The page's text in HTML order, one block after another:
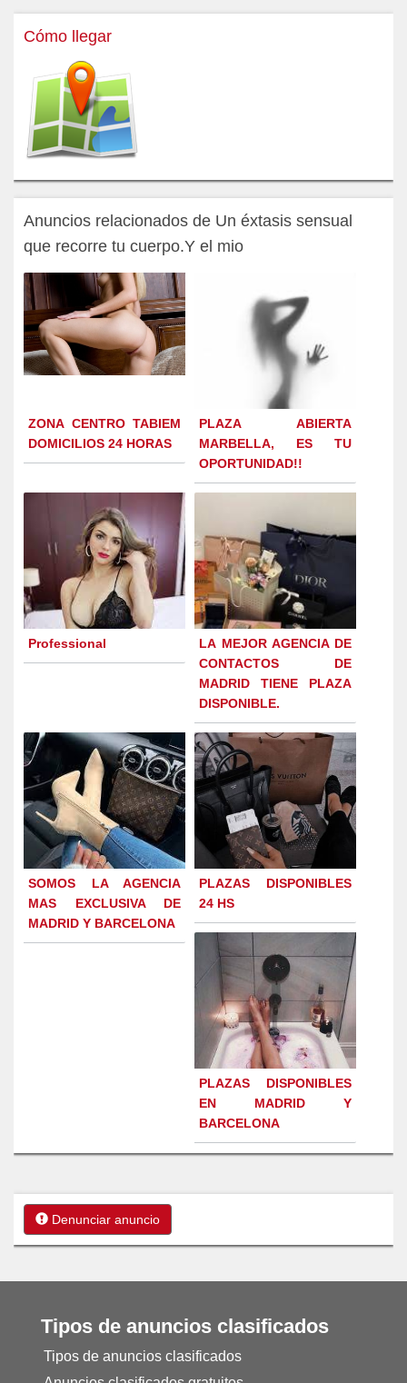
Cómo llegar
Anuncios relacionados de Un éxtasis sensual
que recorre tu cuerpo.Y el mio
ZONA CENTRO TABIEM
DOMICILIOS 24 HORAS
PLAZA ABIERTA
MARBELLA, ES TU
OPORTUNIDAD!!
Professional
LA MEJOR AGENCIA DE
CONTACTOS DE
MADRID TIENE PLAZA
DISPONIBLE.
SOMOS LA AGENCIA
MAS EXCLUSIVA DE
MADRID Y BARCELONA
PLAZAS DISPONIBLES
24 HS
PLAZAS DISPONIBLES
EN MADRID Y
BARCELONA
Denunciar anuncio
Tipos de anuncios clasificados
Tipos de anuncios clasificados